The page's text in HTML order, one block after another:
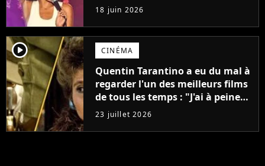
18 juin 2026
player2 CINÉMA
Quentin Tarantino a eu du mal à
regarder l'un des meilleurs films
de tous les temps : "J'ai à peine
réussi à aller jusqu'au générique
de fin"
23 juillet 2026